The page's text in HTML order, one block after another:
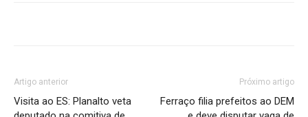
Artigo anterior
Visita ao ES: Planalto veta
Próximo artigo
Ferraço filia prefeitos ao DEM